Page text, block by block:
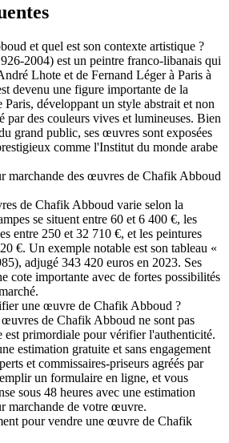
et quel est son contexte artistique ?
2004) est un peintre franco-libanais qui
Lhote et de Fernand Léger à Paris à
devenu une figure importante de la
développant un style abstrait et non
par des couleurs vives et lumineuses. Bien
grand public, ses œuvres sont exposées
comme l'Institut du monde arabe
marchande des œuvres de Chafik Abboud
de Chafik Abboud varie selon la
se situent entre 60 et 6 400 €, les
entre 250 et 32 710 €, et les peintures
€. Un exemple notable est son tableau «
adjugé 343 420 euros en 2023. Ses
cote importante avec de fortes possibilités
une œuvre de Chafik Abboud ?
de Chafik Abboud ne sont pas
est primordiale pour vérifier l'authenticité.
estimation gratuite et sans engagement
et commissaires-priseurs agréés par
un formulaire en ligne, et vous
sous 48 heures avec une estimation
marchande de votre œuvre.
pour vendre une œuvre de Chafik